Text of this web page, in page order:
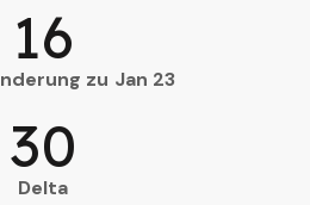
zu Jan 23
16
Delta
30